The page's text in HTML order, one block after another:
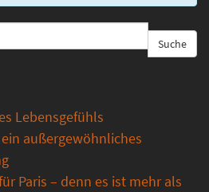
Suche
Lebensgefühls
außergewöhnliches
Paris – denn es ist mehr als